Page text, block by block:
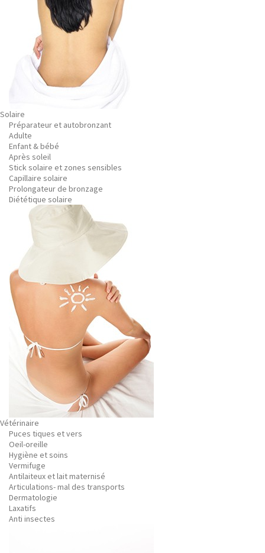
Solaire
Préparateur et autobronzant
Adulte
Enfant & bébé
Après soleil
Stick solaire et zones sensibles
Capillaire solaire
Prolongateur de bronzage
Diététique solaire
Vétérinaire
Puces tiques et vers
Oeil-oreille
Hygiène et soins
Vermifuge
Antilaiteux et lait maternisé
Articulations- mal des transports
Dermatologie
Laxatifs
Anti insectes